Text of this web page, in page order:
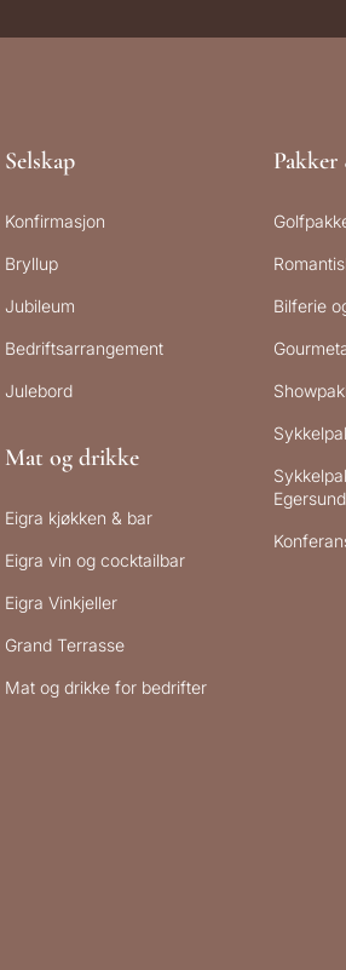
Selskap
Konfirmasjon
Bryllup
Jubileum
Bedriftsarrangement
Julebord
Mat og drikke
Eigra kjøkken & bar
Eigra vin og cocktailbar
Eigra Vinkjeller
Grand Terrasse
Mat og drikke for bedrifter
Bilferie
Egersund